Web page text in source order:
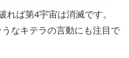
れば第4宇宙は消滅です。
なキテラの言動にも注目で